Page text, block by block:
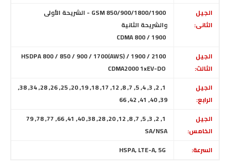
الجيل
الثانى:
GSM 850/900/1800/1900 - الشريحة الأولى
والشريحة الثانية
الجيل
الثالث:
الجيل
الرابع:
1, 2, 3, 4, 5, 7, 8, 12, 17, 18, 19, 20, 25, 26, 28, 34, 38,
39, 40, 41, 42, 66
الجيل
الخامس:
1, 2, 3, 5, 7, 8, 12, 20, 28, 38, 40, 41, 66, 77, 78, 79
SA/NSA
السرعة: